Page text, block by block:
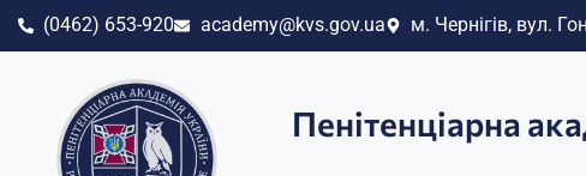
(0462) 653-920 academy@kvs.gov.ua м. Чернігів, вул.
Пенітенціарна